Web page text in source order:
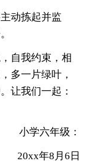
动拣起并监
自我约束，相
多一片绿叶，
让我们一起：
小学六年级：
20xx年8月6日